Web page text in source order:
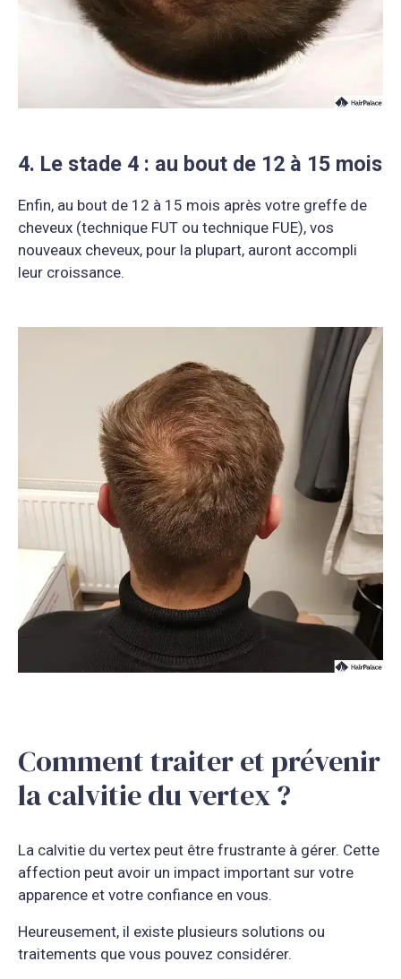
4. Le stade 4 : au bout de 12 à 15 mois
Enfin, au bout de 12 à 15 mois après votre greffe de
cheveux (technique FUT ou technique FUE), vos
nouveaux cheveux, pour la plupart, auront accompli
leur croissance.
Comment traiter et prévenir
la calvitie du vertex ?
La calvitie du vertex peut être frustrante à gérer. Cette
affection peut avoir un impact important sur votre
apparence et votre confiance en vous.
Heureusement, il existe plusieurs solutions ou
traitements que vous pouvez considérer.